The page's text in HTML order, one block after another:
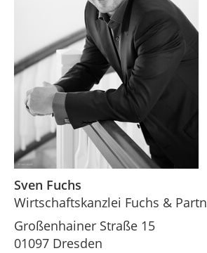
Sven Fuchs
Wirtschaftskanzlei Fuchs &
Großenhainer Straße 15
01097 Dresden